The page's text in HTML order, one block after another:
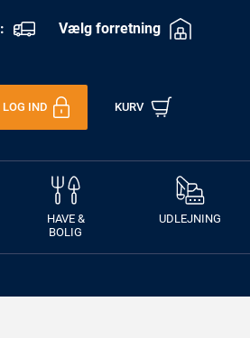
Vælg forretning
LOG IND KURV
HAVE &
BOLIG
UDLEJNING